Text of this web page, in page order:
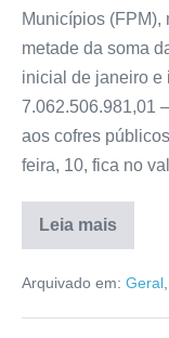
Municípios (FPM),
metade da soma
inicial de janeiro e
7.062.506.981,01
aos cofres
feira, 10, fica no
Leia mais
Arquivado em: Geral